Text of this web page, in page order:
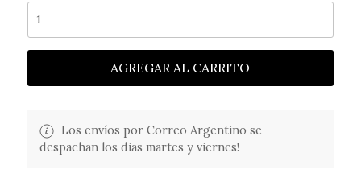
AGREGAR AL CARRITO
Los envíos por Correo Argentino se
despachan los dias martes y viernes!